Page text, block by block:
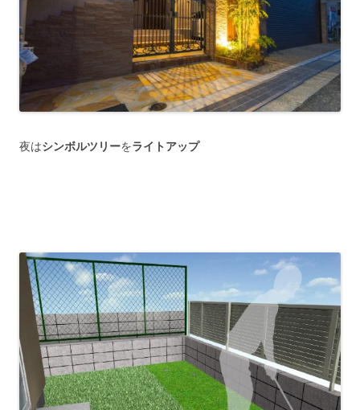
夜はシンボルツリーをライトアップ